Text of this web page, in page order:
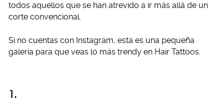
todos aquellos que se han atrevido a ir más allá de un
corte convencional.
Si no cuentas con Instagram, esta es una pequeña
galería para que veas lo más trendy en Hair Tattoos.
1.